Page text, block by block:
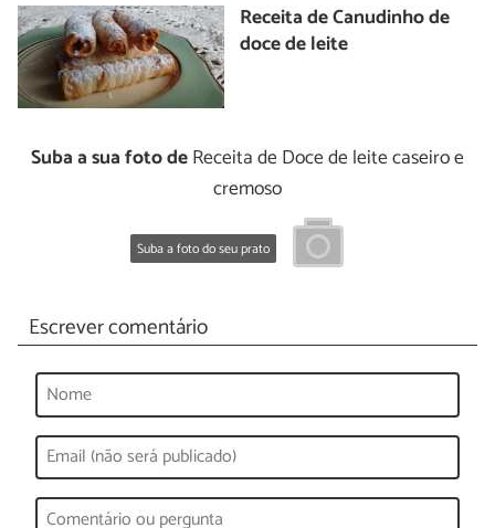
Receita de Canudinho de
doce de leite
Suba a sua foto deReceita de Doce de leite caseiro e
cremoso
Suba a foto do seu prato
Escrever comentário